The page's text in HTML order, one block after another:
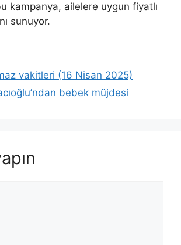
kampanya, ailelere uygun fiyatlı
sunuyor.
vakitleri (16 Nisan 2025)
bebek müjdesi